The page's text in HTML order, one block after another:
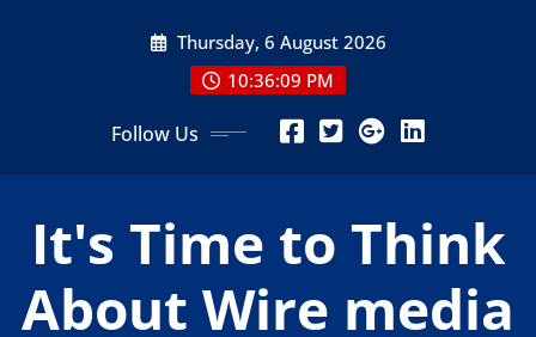
Thursday, 6 August 2026
10:36:10 PM
Follow Us
It's Time to Think
About Wire media